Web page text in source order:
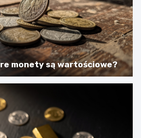
monety są wartościowe?